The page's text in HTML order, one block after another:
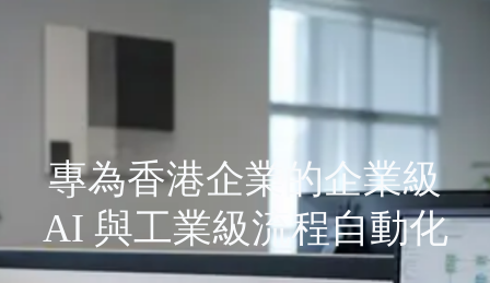
專為香港企業的企業級
AI 與工業級流程自動化